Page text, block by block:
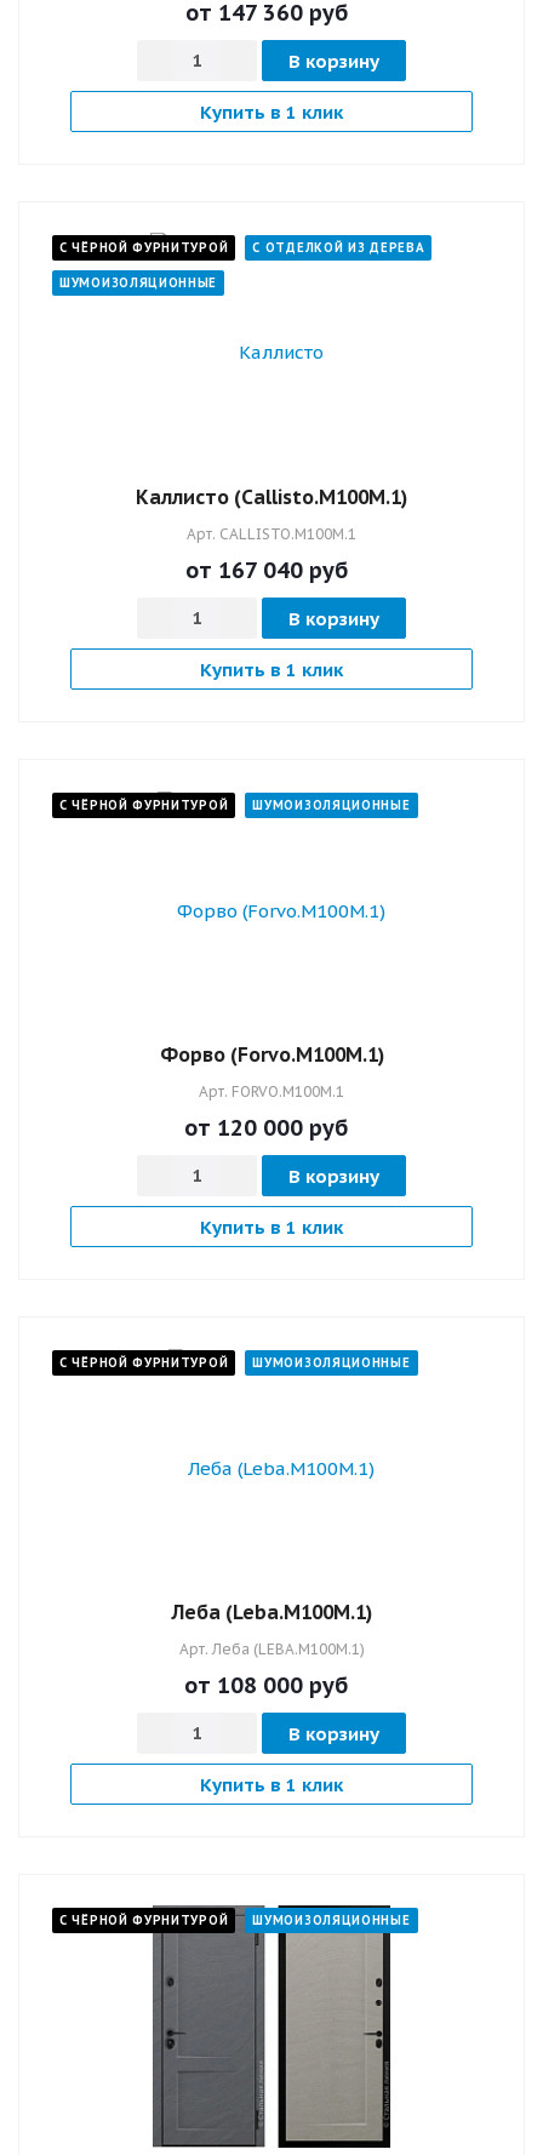
от 147 360 руб
В корзину
Купить в 1 клик
С ЧЁРНОЙ ФУРНИТУРОЙ С ОТДЕЛКОЙ ИЗ ДЕРЕВА
ШУМОИЗОЛЯЦИОННЫЕ
Каллисто (Callisto.M100M.1)
Арт. CALLISTO.M100M.1
от 167 040 руб
В корзину
Купить в 1 клик
С ЧЁРНОЙ ФУРНИТУРОЙ ШУМОИЗОЛЯЦИОННЫЕ
Форво (Forvo.M100M.1)
Арт. FORVO.M100M.1
от 120 000 руб
В корзину
Купить в 1 клик
С ЧЁРНОЙ ФУРНИТУРОЙ ШУМОИЗОЛЯЦИОННЫЕ
Леба (Leba.M100M.1)
Арт. Леба (LEBA.M100M.1)
от 108 000 руб
В корзину
Купить в 1 клик
С ЧЁРНОЙ ФУРНИТУРОЙ ШУМОИЗОЛЯЦИОННЫЕ